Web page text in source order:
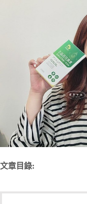
文章目錄: